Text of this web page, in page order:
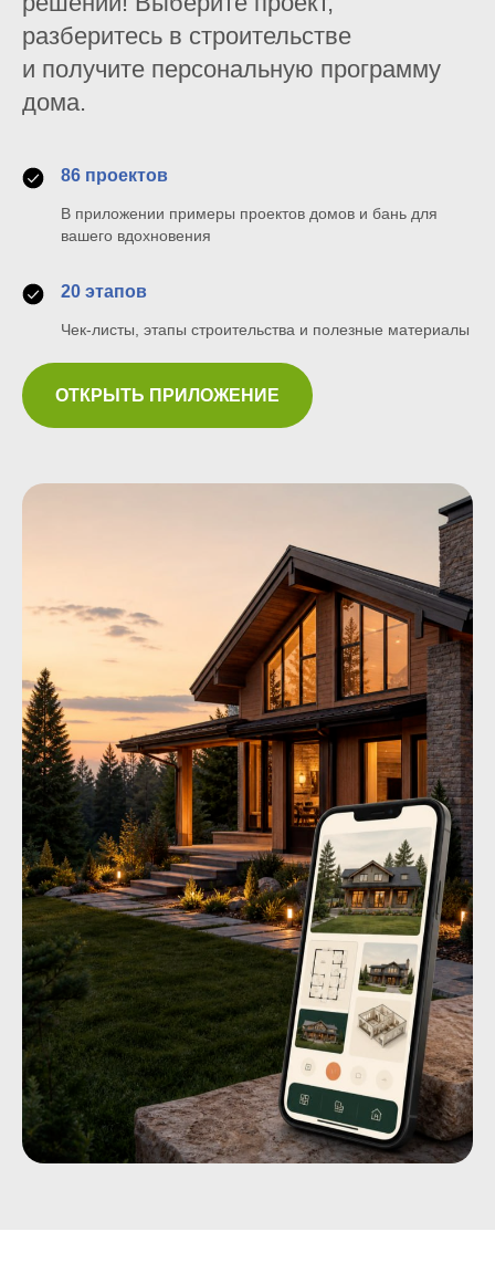
разберитесь в строительстве
и получите персональную программу
дома.
86 проектов
В приложении примеры проектов домов и бань для
вашего вдохновения
20 этапов
Чек-листы, этапы строительства и полезные материалы
ОТКРЫТЬ ПРИЛОЖЕНИЕ